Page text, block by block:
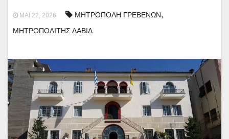
ΜΆΙ 22, 2026 ΜΗΤΡΟΠΟΛΗ ΓΡΕΒΕΝΩΝ,
ΜΗΤΡΟΠΟΛΙΤΗΣ ΔΑΒΙΔ